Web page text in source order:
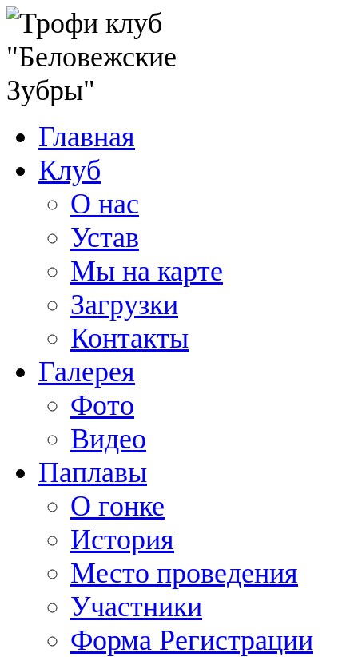
Главная
Клуб
О нас
Устав
Мы на карте
Загрузки
Контакты
Галерея
Фото
Видео
Паплавы
О гонке
История
Место проведения
Участники
Форма Регистрации